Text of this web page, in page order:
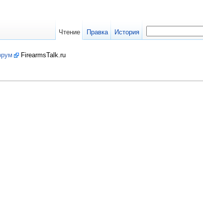
FirearmsTalk.ru
Чтение Правка История